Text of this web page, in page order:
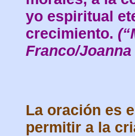
yo espiritual
crecimiento.
Franco/
La oración es
permitir a la